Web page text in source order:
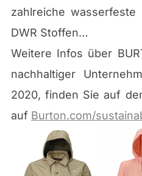
zahlreiche
DWR Stoffen…
Weitere Infos über
nachhaltiger
2020, finden Sie auf
auf Burton.com/